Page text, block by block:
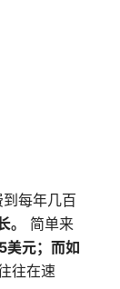
每年几百
简单来
美元；而如
往在速